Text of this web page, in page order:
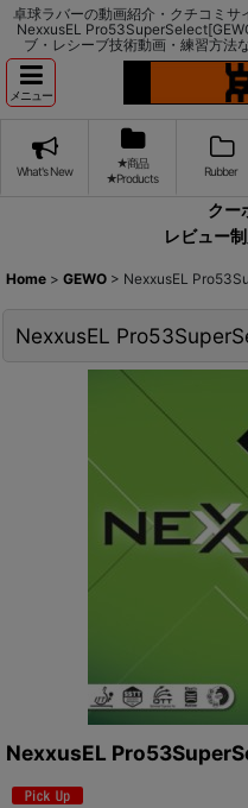
卓球ラバーの動画紹介・クチコミ
NexxusEL
ブ・レシーブ技術動画・練習方法
メニュー
What's New
★商品
★Products
Rubber
クー
レビュー
Home > GEWO > NexxusEL
NexxusEL
NexxusEL